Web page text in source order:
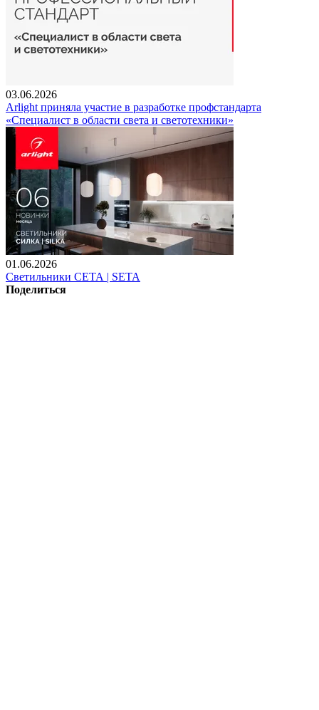
03.06.2026
Arlight приняла участие в разработке профстандарта
«Специалист в области света и светотехники»
01.06.2026
Светильники СЕТА | SETA
Поделиться